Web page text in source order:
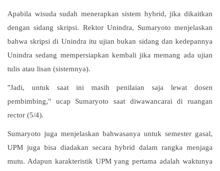
Apabila wisuda sudah menerapkan sistem hybrid, jika dikaitkan
dengan sidang skripsi. Rektor Unindra, Sumaryoto menjelaskan
bahwa skripsi di Unindra itu ujian bukan sidang dan kedepannya
Unindra sedang mempersiapkan kembali jika memang ada ujian
tulis atau lisan (sistemnya).
"Jadi, untuk saat ini masih penilaian saja lewat dosen
pembimbing," ucap Sumaryoto saat diwawancarai di ruangan
rector (5/4).
Sumaryoto juga menjelaskan bahwasanya untuk semester gasal,
UPM juga bisa diadakan secara hybrid dalam rangka menjaga
mutu. Adapun karakteristik UPM yang pertama adalah waktunya